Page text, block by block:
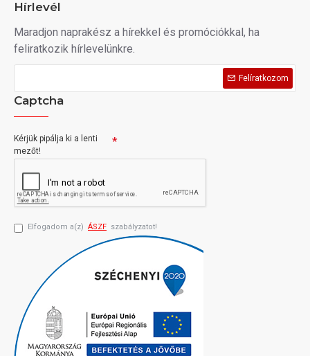
Hírlevél
Maradjon naprakész a hírekkel és promóciókkal, ha
feliratkozik hírlevelünkre.
Felíratkozom
Captcha
Kérjük pipálja ki a lenti
mezőt!
Elfogadom a(z) ÁSZF szabályzatot!